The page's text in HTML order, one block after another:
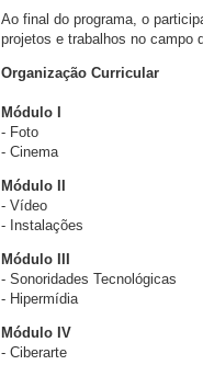
Ao final do programa, o
projetos e trabalhos no campo
Organização Curricular
Módulo I
- Foto
- Cinema
Módulo II
- Vídeo
- Instalações
Módulo III
- Sonoridades Tecnológicas
- Hipermídia
Módulo IV
- Ciberarte